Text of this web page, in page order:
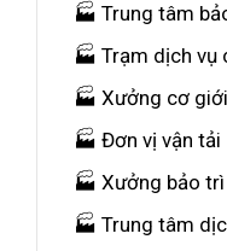
🏭 Trung tâm
🏭 Trạm dịch vụ
🏭 Xưởng cơ
🏭 Đơn vị vận tải
🏭 Xưởng bảo
🏭 Trung tâm